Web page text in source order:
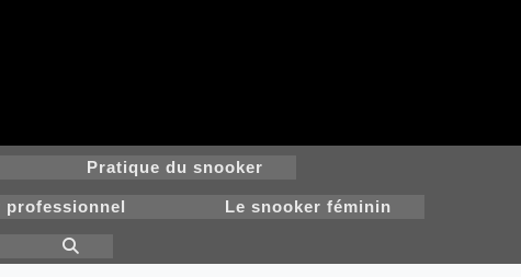
Pratique du snooker
professionnel Le snooker féminin
Toggle